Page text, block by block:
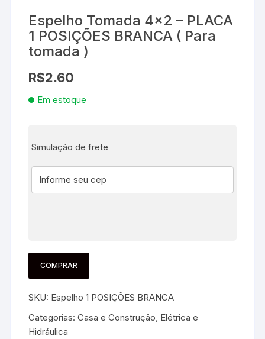
Espelho Tomada 4×2 – PLACA
1 POSIÇÕES BRANCA ( Para
tomada )
R$2.60
Em estoque
Simulação de frete
COMPRAR
SKU: Espelho 1 POSIÇÕES BRANCA
Categorias:Casa e Construção Elétrica e
Hidráulica